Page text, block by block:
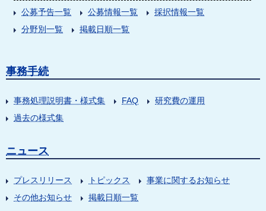
公募予告一覧
公募情報一覧
採択情報一覧
分野別一覧
掲載日順一覧
事務手続
事務処理説明書・様式集 FAQ
研究費の運用
過去の様式集
ニュース
プレスリリース トピックス
事業に関するお知らせ
その他お知らせ
掲載日順一覧